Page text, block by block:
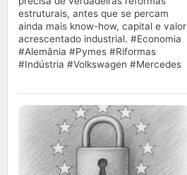
estruturais, antes que se percam
ainda mais know-how, capital e valor
acrescentado industrial. #Economia
#Alemânia #Pymes #Riformas
#Indústria #Volkswagen #Mercedes